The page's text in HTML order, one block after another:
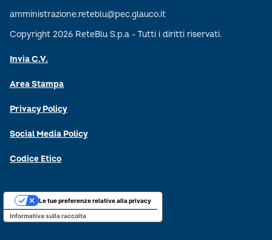
amministrazione.reteblu@pec.glauco.it
Copyright 2026 ReteBlu S.p.a - Tutti i diritti riservati.
Invia C.V.
Area Stampa
Privacy Policy
Social Media Policy
Codice Etico
Informativa sulla raccolta
Le tue preferenze relative alla privacy